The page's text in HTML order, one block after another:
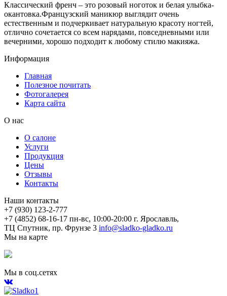
Классический френч – это розовый ноготок и белая улыбка-
окантовка.Французский маникюр выглядит очень
естественным и подчеркивает натуральную красоту ногтей,
отлично сочетается со всем нарядами, повседневными или
вечерними, хорошо подходит к любому стилю макияжа.
Информация
Главная
Полезное почитать
Фотогалерея
Карта сайта
О нас
О салоне
Услуги
Продукция
Цены
Отзывы
Контакты
Наши контакты
+7 (930) 123-2-777
+7 (4852) 68-16-17 пн-вс, 10:00-20:00 г. Ярославль,
ТЦ Спутник, пр. Фрунзе 3 info@sladko-gladko.ru
Мы на карте
Мы в соц.сетях